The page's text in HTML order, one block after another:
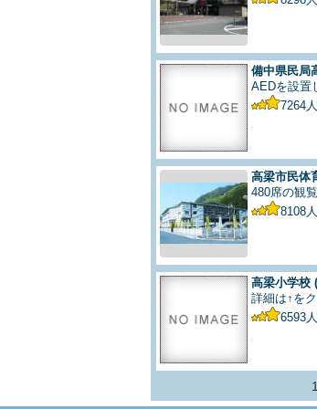
備中県民局
AEDを設置
7264
高梁市民体
480席の観
8108
高梁小学校
詳細は↑を
6593